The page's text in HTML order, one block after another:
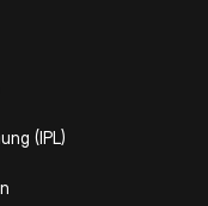
(IPL)